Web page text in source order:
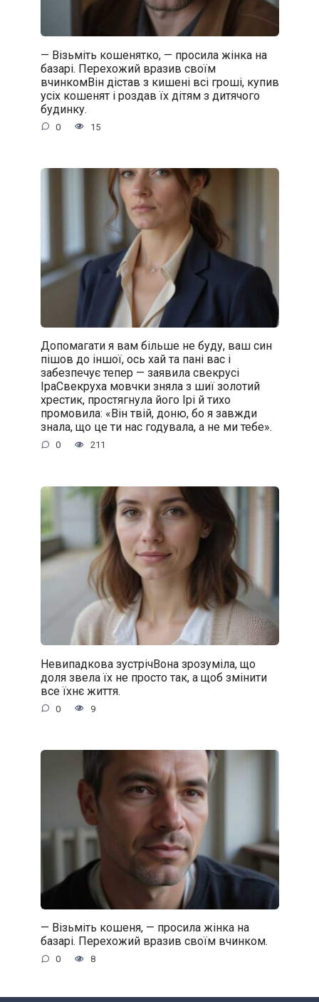
— Візьміть кошенятко, — просила жінка на
базарі. Перехожий вразив своїм
вчинкомВін дістав з кишені всі гроші, купив
усіх кошенят і роздав їх дітям з дитячого
будинку.
0 15
Допомагати я вам більше не буду, ваш син
пішов до іншої, ось хай та пані вас і
забезпечує тепер — заявила свекрусі
ІраСвекруха мовчки зняла з шиї золотий
хрестик, простягнула його Ірі й тихо
промовила: «Він твій, доню, бо я завжди
знала, що це ти нас годувала, а не ми тебе».
0 211
Невипадкова зустрічВона зрозуміла, що
доля звела їх не просто так, а щоб змінити
все їхнє життя.
0 9
— Візьміть кошеня, — просила жінка на
базарі. Перехожий вразив своїм вчинком.
0 8